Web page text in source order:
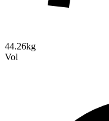
44.26kg
Vol